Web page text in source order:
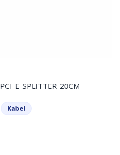
PCI-E-SPLITTER-20CM
Kabel